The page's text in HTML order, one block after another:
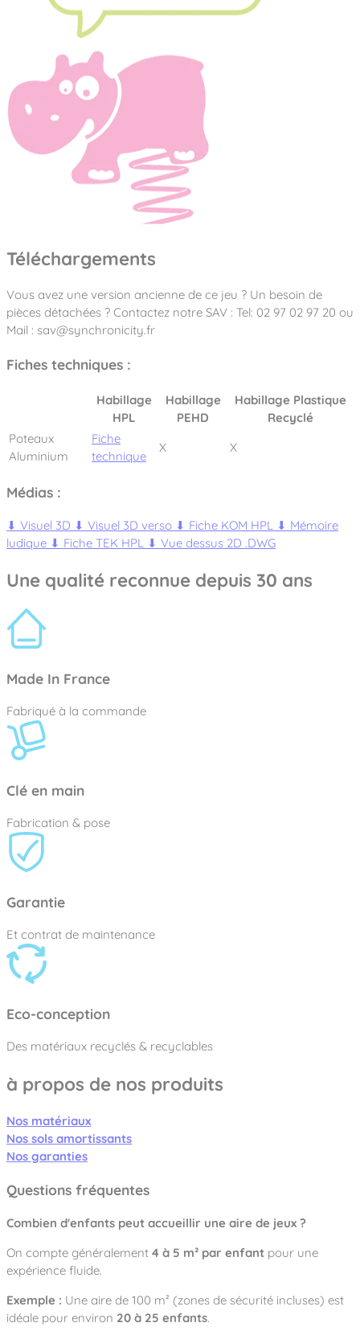
Téléchargements
Vous avez une version ancienne de ce jeu ? Un besoin de
pièces détachées ? Contactez notre SAV : Tel: 02 97 02 97 20 ou
Mail : sav@synchronicity.fr
Fiches techniques :
Habillage
HPL
Habillage
PEHD
Habillage Plastique
Recyclé
Poteaux
Aluminium
Fiche
technique
X X
Médias :
⬇ Visuel 3D ⬇ Visuel 3D verso ⬇ Fiche KOM HPL ⬇ Mémoire
ludique ⬇ Fiche TEK HPL ⬇ Vue dessus 2D .DWG
Une qualité reconnue depuis 30 ans
Made In France
Fabriqué à la commande
Clé en main
Fabrication & pose
Garantie
Et contrat de maintenance
Eco-conception
Des matériaux recyclés & recyclables
à propos de nos produits
Nos matériaux
Nos sols amortissants
Nos garanties
Questions fréquentes
Combien d'enfants peut accueillir une aire de jeux ?
On compte généralement 4 à 5 m² par enfant pour une
expérience fluide.
Exemple : Une aire de 100 m² (zones de sécurité incluses) est
idéale pour environ 20 à 25 enfants.